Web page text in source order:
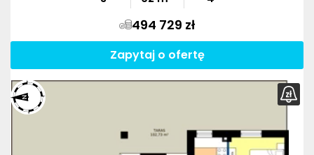
494 729 zł
Zapytaj o ofertę